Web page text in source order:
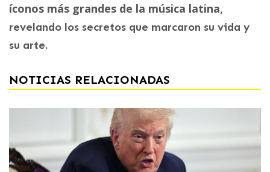
íconos más grandes de la música latina,
revelando los secretos que marcaron su vida y
su arte.
NOTICIAS RELACIONADAS